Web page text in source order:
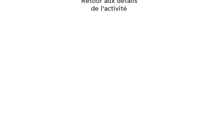
de l'activité